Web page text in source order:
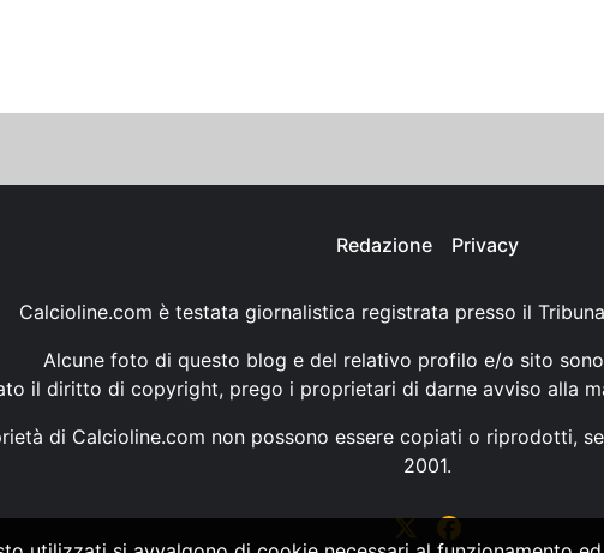
Redazione Privacy
Calcioline.com è testata giornalistica registrata presso il
Alcune foto di questo blog e del relativo profilo e/o sito
il diritto di copyright, prego i proprietari di darne avviso alla
di Calcioline.com non possono essere copiati o riprodotti,
2001.